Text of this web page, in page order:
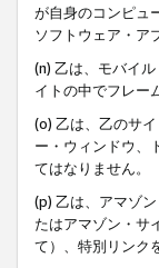
が自身のコンピュ
ソフトウェア・ア
(n) 乙は、モバイ
イトの中でフレー
(o) 乙は、乙のサ
ー・ウィンドウ、
てはなりません。
(p) 乙は、アマゾ
たはアマゾン・サ
て）、特別リンク